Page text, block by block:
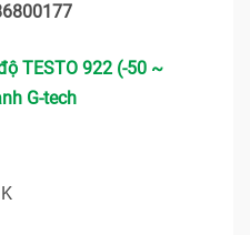
TESTO 922 (-50 ~
G-tech